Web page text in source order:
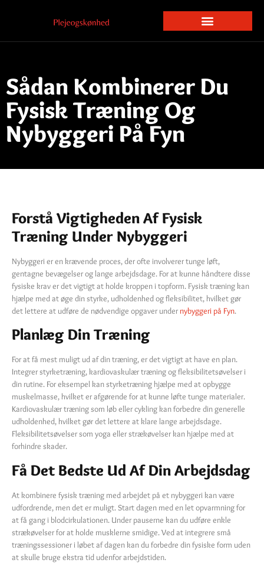
Sådan Kombinerer Du
Fysisk Træning Og
Nybyggeri På Fyn
Forstå Vigtigheden Af Fysisk
Træning Under Nybyggeri
Nybyggeri er en krævende proces, der ofte involverer tunge løft,
gentagne bevægelser og lange arbejdsdage. For at kunne håndtere disse
fysiske krav er det vigtigt at holde kroppen i topform. Fysisk træning kan
hjælpe med at øge din styrke, udholdenhed og fleksibilitet, hvilket gør
det lettere at udføre de nødvendige opgaver under nybyggeri på Fyn.
Planlæg Din Træning
For at få mest muligt ud af din træning, er det vigtigt at have en plan.
Integrer styrketræning, kardiovaskulær træning og fleksibilitetsøvelser i
din rutine. For eksempel kan styrketræning hjælpe med at opbygge
muskelmasse, hvilket er afgørende for at kunne løfte tunge materialer.
Kardiovaskulær træning som løb eller cykling kan forbedre din generelle
udholdenhed, hvilket gør det lettere at klare lange arbejdsdage.
Fleksibilitetsøvelser som yoga eller strækøvelser kan hjælpe med at
forhindre skader.
Få Det Bedste Ud Af Din Arbejdsdag
At kombinere fysisk træning med arbejdet på et nybyggeri kan være
udfordrende, men det er muligt. Start dagen med en let opvarmning for
at få gang i blodcirkulationen. Under pauserne kan du udføre enkle
strækøvelser for at holde musklerne smidige. Ved at integrere små
træningssessioner i løbet af dagen kan du forbedre din fysiske form uden
at skulle bruge ekstra tid udenfor arbejdstiden.